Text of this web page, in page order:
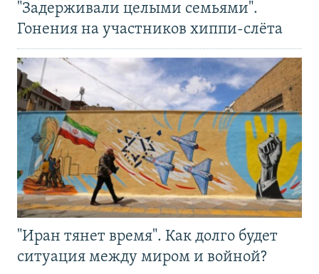
"Задерживали целыми семьями".
Гонения на участников хиппи-слёта
"Иран тянет время". Как долго будет
ситуация между миром и войной?